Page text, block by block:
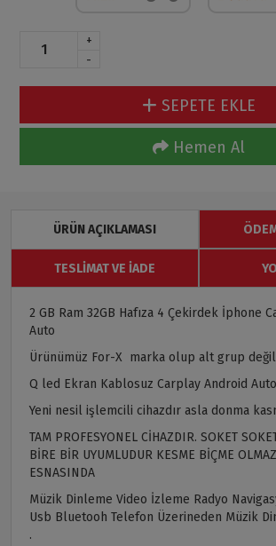
+
-
SEPETE EKLE
Hemen Al
ÜRÜN AÇIKLAMASI
TESLIMAT VE İADE
2 GB Ram 32GB Hafıza 4 Çekirdek İphone
Auto
Ürünümüz For-X marka olup alt grup
Q led Ekran Kablosuz Carplay Android Auto
Yeni nesil işlemcili cihazdır asla donma
TAM PROFESYONEL CİHAZDIR. SOKET
BİRE BİR UYUMLUDUR KESME BİÇME
ESNASINDA
Müzik Dinleme Video İzleme Radyo
Usb Bluetooh Telefon Üzerineden Müzik
.